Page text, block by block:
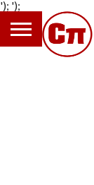
'); ');